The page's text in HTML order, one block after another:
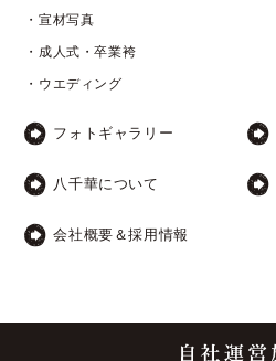
・宣材写真
・成人式・卒業袴
・ウエディング
フォトギャラリー
八千華について
会社概要＆採用情報